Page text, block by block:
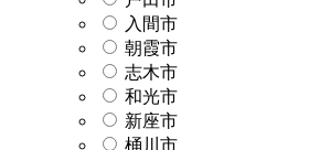
入間市
朝霞市
志木市
和光市
新座市
桶川市